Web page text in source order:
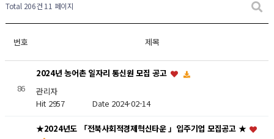
Total 206건 11 페이지
번호 제목
86
2024년 농어촌 일자리 통신원 모집 공고
관리자
Hit 2957 Date 2024-02-14
★2024년도 「전북사회적경제혁신타운 」입주기업 모집공고 ★